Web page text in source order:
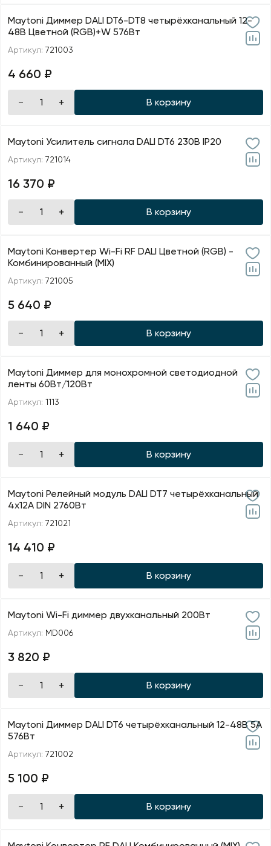
Maytoni Диммер DALI DT6-DT8 четырёхканальный 12-
48В Цветной (RGB)+W 576Вт
Артикул: 721003
4 660 ₽
В корзину
Maytoni Усилитель сигнала DALI DT6 230В IP20
Артикул: 721014
16 370 ₽
В корзину
Maytoni Конвертер Wi-Fi RF DALI Цветной (RGB) -
Комбинированный (MIX)
Артикул: 721005
5 640 ₽
В корзину
Maytoni Диммер для монохромной светодиодной
ленты 60Вт/120Вт
Артикул: 1113
1 640 ₽
В корзину
Maytoni Релейный модуль DALI DT7 четырёхканальный
4x12A DIN 2760Вт
Артикул: 721021
14 410 ₽
В корзину
Maytoni Wi-Fi диммер двухканальный 200Вт
Артикул: MD006
3 820 ₽
В корзину
Maytoni Диммер DALI DT6 четырёхканальный 12-48В 5A
576Вт
Артикул: 721002
5 100 ₽
В корзину